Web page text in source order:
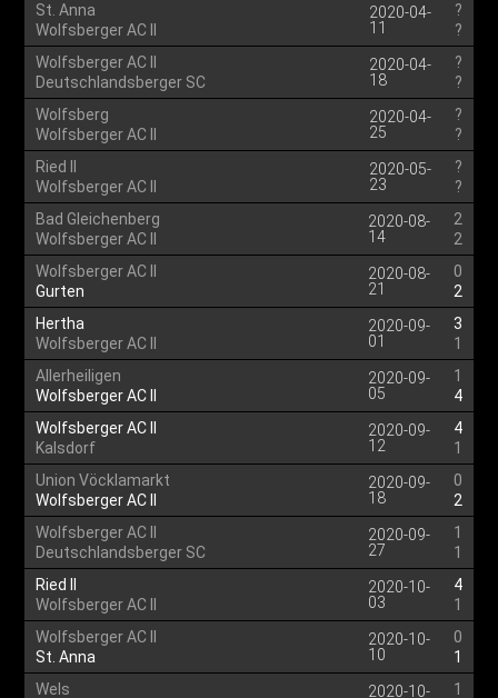
St. Anna
Wolfsberger AC II
2020-04-
11
?
?
Wolfsberger AC II
Deutschlandsberger SC
2020-04-
18
?
?
Wolfsberg
Wolfsberger AC II
2020-04-
25
?
?
Ried II
Wolfsberger AC II
2020-05-
23
?
?
Bad Gleichenberg
Wolfsberger AC II
2020-08-
14
2
2
Wolfsberger AC II
Gurten
2020-08-
21
0
2
Hertha
Wolfsberger AC II
2020-09-
01
3
1
Allerheiligen
Wolfsberger AC II
2020-09-
05
1
4
Wolfsberger AC II
Kalsdorf
2020-09-
12
4
1
Union Vöcklamarkt
Wolfsberger AC II
2020-09-
18
0
2
Wolfsberger AC II
Deutschlandsberger SC
2020-09-
27
1
1
Ried II
Wolfsberger AC II
2020-10-
03
4
1
Wolfsberger AC II
St. Anna
2020-10-
10
0
1
Wels
2020-10- 1